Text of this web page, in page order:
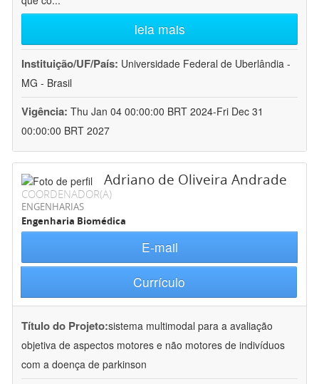
leia mais
Instituição/UF/País: Universidade Federal de Uberlândia -
MG - Brasil
Vigência: Thu Jan 04 00:00:00 BRT 2024-Fri Dec 31
00:00:00 BRT 2027
Adriano de Oliveira Andrade
COORDENADOR(A)
ENGENHARIAS
Engenharia Biomédica
E-mail
Currículo
Título do Projeto:sistema multimodal para a avaliação
objetiva de aspectos motores e não motores de indivíduos
com a doença de parkinson